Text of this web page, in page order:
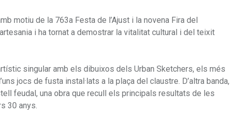
motiu de la 763a Festa de l’Ajust i la novena Fira del
i ha tornat a demostrar la vitalitat cultural i del teixit
singular amb els dibuixos dels Urban Sketchers, els més
jocs de fusta instal·lats a la plaça del claustre. D’altra banda,
feudal, una obra que recull els principals resultats de les
30 anys.